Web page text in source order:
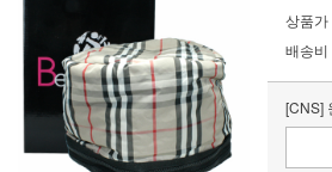
상품가
배송비
[CNS]